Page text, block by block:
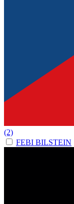
(2)
FEBI BILSTEIN